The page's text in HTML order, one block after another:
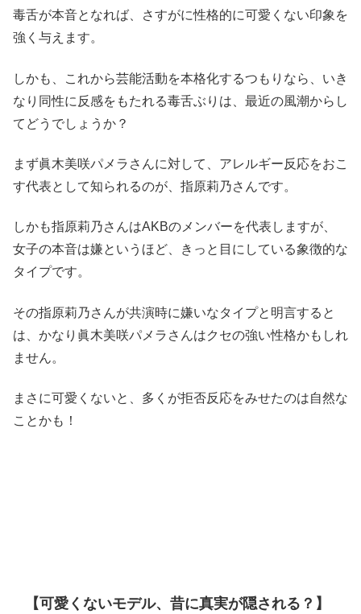
毒舌が本音となれば、さすがに性格的に可愛くない印象を
強く与えます。
しかも、これから芸能活動を本格化するつもりなら、いき
なり同性に反感をもたれる毒舌ぶりは、最近の風潮からし
てどうでしょうか？
まず眞木美咲パメラさんに対して、アレルギー反応をおこ
す代表として知られるのが、指原莉乃さんです。
しかも指原莉乃さんはAKBのメンバーを代表しますが、
女子の本音は嫌というほど、きっと目にしている象徴的な
タイプです。
その指原莉乃さんが共演時に嫌いなタイプと明言すると
は、かなり眞木美咲パメラさんはクセの強い性格かもしれ
ません。
まさに可愛くないと、多くが拒否反応をみせたのは自然な
ことかも！
【可愛くないモデル、昔に真実が隠される？】